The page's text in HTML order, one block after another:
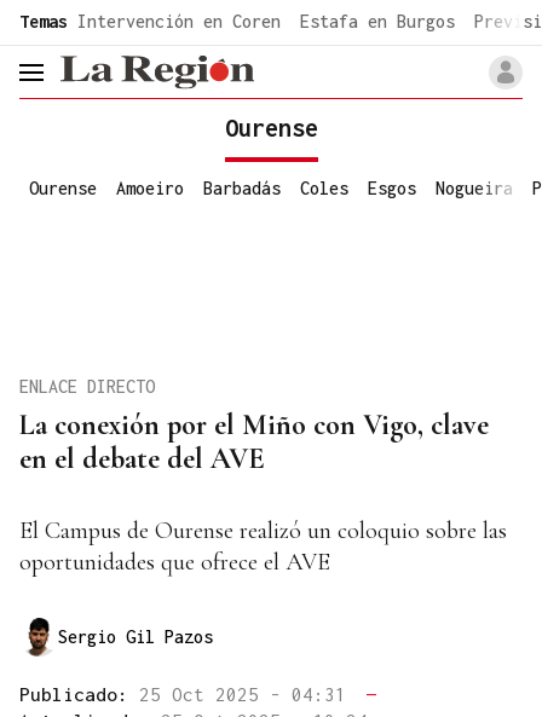
common.go-to-content
Temas Intervención en Coren Estafa en Burgos
header.menu.open
Ourense
Ourense Amoeiro Barbadás Coles Esgos Nogueira
La conexión por el Miño con Vigo, clave
en el debate del AVE
ENLACE DIRECTO
El Campus de Ourense realizó un coloquio sobre las
oportunidades que ofrece el AVE
Sergio Gil Pazos
Publicado: 25 Oct 2025 - 04:31
—